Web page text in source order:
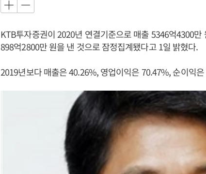
KTB투자증권이 2020년 연결기준으로 매출 5346억4300
898억2800만 원을 낸 것으로 잠정집계됐다고 1일 밝혔다.
2019년보다 매출은 40.26%, 영업이익은 70.47%, 순이익